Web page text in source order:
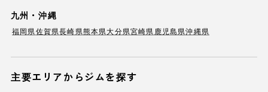
九州・沖縄
福岡県佐賀県長崎県熊本県大分県宮崎県 鹿児島県沖縄県
主要エリアからジムを探す